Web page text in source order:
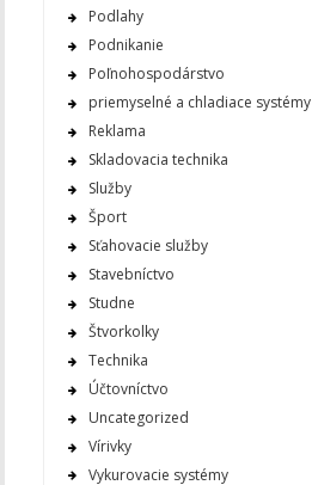
Podlahy
Podnikanie
Poľnohospodárstvo
priemyselné a chladiace systémy
Reklama
Skladovacia technika
Služby
Šport
Sťahovacie služby
Stavebníctvo
Studne
Štvorkolky
Technika
Účtovníctvo
Uncategorized
Vírivky
Vykurovacie systémy